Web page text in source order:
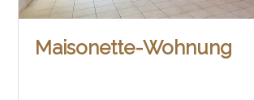
Maisonette-Wohnung